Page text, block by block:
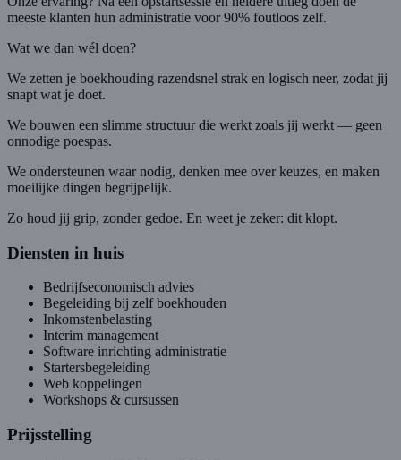
meeste klanten hun administratie voor 90% foutloos zelf.
Wat we dan wél doen?
We zetten je boekhouding razendsnel strak en logisch neer, zodat jij
snapt wat je doet.
We bouwen een slimme structuur die werkt zoals jij werkt — geen
onnodige poespas.
We ondersteunen waar nodig, denken mee over keuzes, en maken
moeilijke dingen begrijpelijk.
Zo houd jij grip, zonder gedoe. En weet je zeker: dit klopt.
Diensten in huis
Bedrijfseconomisch advies
Begeleiding bij zelf boekhouden
Inkomstenbelasting
Interim management
Software inrichting administratie
Startersbegeleiding
Web koppelingen
Workshops & cursussen
Prijsstelling